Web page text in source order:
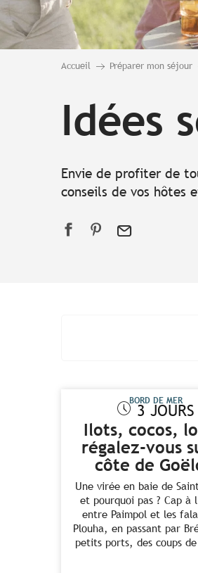
Accueil Préparer mon séjour
Idées
Envie de profiter de
conseils de vos hôtes
BORD DE MER
3 JOURS
Ilots, cocos,
régalez-vous
côte de
Une virée en baie de
et pourquoi pas ? Cap à
entre Paimpol et les
Plouha, en passant par
petits ports, des coups